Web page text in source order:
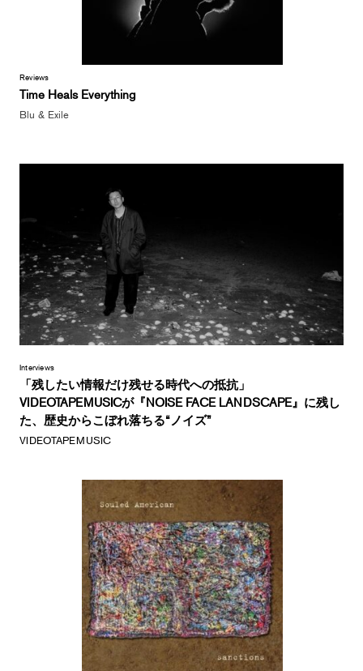
Reviews
Time Heals Everything
Blu & Exile
Interviews
「残したい情報だけ残せる時代への抵抗」
VIDEOTAPEMUSICが『NOISE FACE LANDSCAPE』に残し
た、歴史からこぼれ落ちる“ノイズ”
VIDEOTAPEMUSIC